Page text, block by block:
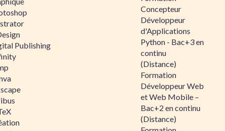
Publishing
Concepteur
Développeur
d'Applications
Python - Bac+3 en
continu
(Distance)
Formation
Développeur Web
et Web Mobile –
Bac+2 en continu
(Distance)